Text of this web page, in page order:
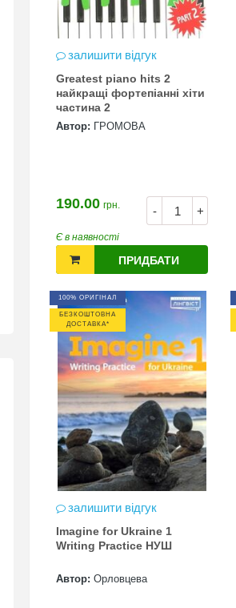
залишити відгук
Greatest piano hits 2
найкращі фортепіанні хіти
частина 2
Автор: ГРОМОВА
- +
190.00 грн.
Є в наявності
ПРИДБАТИ
100% ОРИГІНАЛ
БЕЗКОШТОВНА
ДОСТАВКА*
залишити відгук
Imagine for Ukraine 1
Writing Practice НУШ
Автор: Орловцева